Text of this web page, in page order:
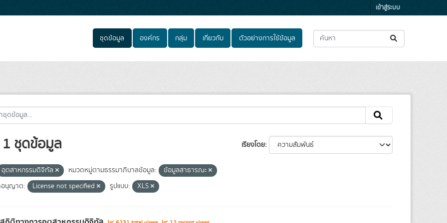
เข้าสู่ระบบ
ชุดข้อมูล องค์กร กลุ่ม เกี่ยวกับ ตัวอย่างการใช้ข้อมูล
เรียงโดย
ชุดข้อมูล
อุตสาหกรรมดิจิทัล หมวดหมู่ตามธรรมาภิบาลข้อมูล:
ข้อมูลสาธารณะ
นุญาต:
License not specified รูปแบบ: XLS